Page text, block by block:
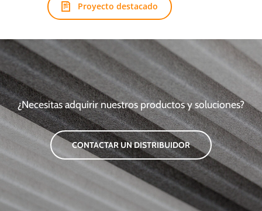
Proyecto destacado
¿Necesitas adquirir nuestros productos y soluciones?
CONTACTAR UN DISTRIBUIDOR